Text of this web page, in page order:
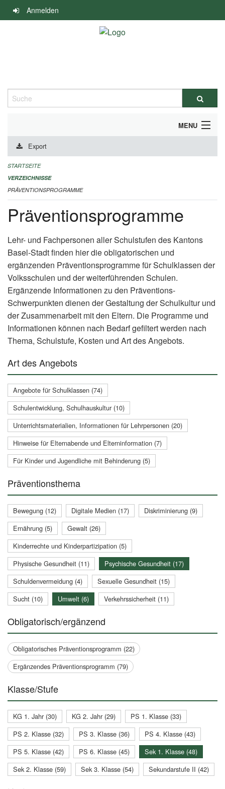
Navigation
überspringen
Anmelden
Suche
MENU
DURCHFÜHRUNG UND FINANZIERUNG
IMPRESSUM
Export
STARTSEITE
VERZEICHNISSE
PRÄVENTIONSPROGRAMME
Präventionsprogramme
Lehr- und Fachpersonen aller Schulstufen des Kantons
Basel-Stadt finden hier die obligatorischen und
ergänzenden Präventionsprogramme für Schulklassen der
Volksschulen und der weiterführenden Schulen.
Ergänzende Informationen zu den Präventions-
Schwerpunkten dienen der Gestaltung der Schulkultur und
der Zusammenarbeit mit den Eltern. Die Programme und
Informationen können nach Bedarf gefiltert werden nach
Thema, Schulstufe, Kosten und Art des Angebots.
Art des Angebots
Angebote für Schulklassen (74)
Schulentwicklung, Schulhauskultur (10)
Unterrichtsmaterialien, Informationen für Lehrpersonen (20)
Hinweise für Elternabende und Elterninformation (7)
Für Kinder und Jugendliche mit Behinderung (5)
Präventionsthema
Bewegung (12) Digitale Medien (17)
Diskriminierung (9)
Ernährung (5)
Gewalt (26)
Kinderrechte und Kinderpartizipation (5)
Physische Gesundheit (11)
Psychische Gesundheit (17)
Schuldenvermeidung (4)
Sexuelle Gesundheit (15)
Sucht (10)
Umwelt (6) Verkehrssicherheit (11)
Obligatorisch/ergänzend
Obligatorisches Präventionsprogramm (22)
Ergänzendes Präventionsprogramm (79)
Klasse/Stufe
KG 1. Jahr (30) KG 2. Jahr (29)
PS 1. Klasse (33)
PS 2. Klasse (32)
PS 3. Klasse (36)
PS 4. Klasse (43)
PS 5. Klasse (42)
PS 6. Klasse (45)
Sek 1. Klasse (48)
Sek 2. Klasse (59)
Sek 3. Klasse (54) Sekundarstufe II (42)